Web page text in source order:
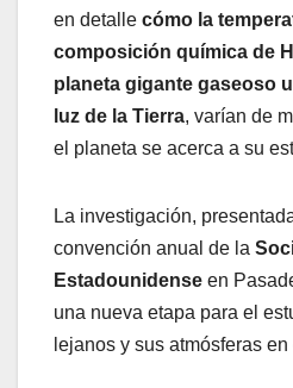
en detalle cómo la
composición química de
planeta gigante gaseoso
luz de la Tierra, varían de
el planeta se acerca a su
La investigación,
convención anual de la
Estadounidense en
una nueva etapa para el
lejanos y sus atmósferas